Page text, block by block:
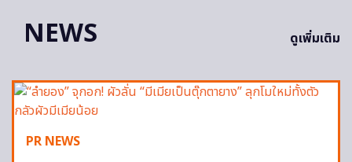
NEWS ดูเพิ่มเติม
PR NEWS